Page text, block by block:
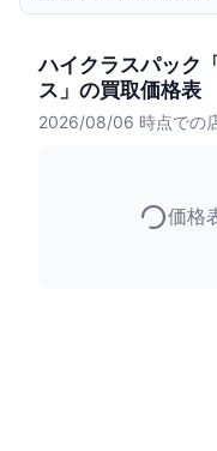
ハイクラスパック
ス」の買取価格表
2026/08/06 時点での
価格